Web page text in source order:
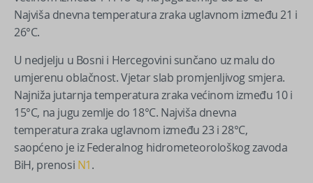
Najviša dnevna temperatura zraka uglavnom između 21 i
26°C.
U nedjelju u Bosni i Hercegovini sunčano uz malu do
umjerenu oblačnost. Vjetar slab promjenljivog smjera.
Najniža jutarnja temperatura zraka većinom između 10 i
15°C, na jugu zemlje do 18°C. Najviša dnevna
temperatura zraka uglavnom između 23 i 28°C,
saopćeno je iz Federalnog hidrometeorološkog zavoda
BiH, prenosi N1.